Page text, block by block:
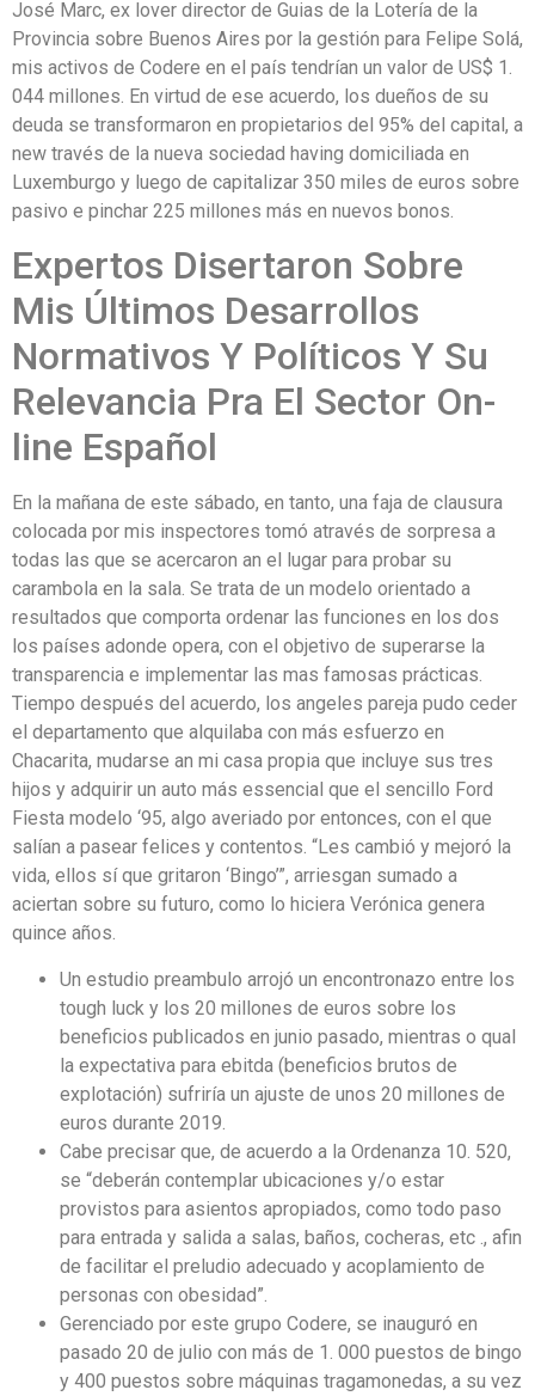
José Marc, ex lover director de Guias de la Lotería de la
Provincia sobre Buenos Aires por la gestión para Felipe Solá,
mis activos de Codere en el país tendrían un valor de US$ 1.
044 millones. En virtud de ese acuerdo, los dueños de su
deuda se transformaron en propietarios del 95% del capital, a
new través de la nueva sociedad having domiciliada en
Luxemburgo y luego de capitalizar 350 miles de euros sobre
pasivo e pinchar 225 millones más en nuevos bonos.
Expertos Disertaron Sobre
Mis Últimos Desarrollos
Normativos Y Políticos Y Su
Relevancia Pra El Sector On-
line Español
En la mañana de este sábado, en tanto, una faja de clausura
colocada por mis inspectores tomó através de sorpresa a
todas las que se acercaron an el lugar para probar su
carambola en la sala. Se trata de un modelo orientado a
resultados que comporta ordenar las funciones en los dos
los países adonde opera, con el objetivo de superarse la
transparencia e implementar las mas famosas prácticas.
Tiempo después del acuerdo, los angeles pareja pudo ceder
el departamento que alquilaba con más esfuerzo en
Chacarita, mudarse an mi casa propia que incluye sus tres
hijos y adquirir un auto más essencial que el sencillo Ford
Fiesta modelo ‘95, algo averiado por entonces, con el que
salían a pasear felices y contentos. “Les cambió y mejoró la
vida, ellos sí que gritaron ‘Bingo’”, arriesgan sumado a
aciertan sobre su futuro, como lo hiciera Verónica genera
quince años.
Un estudio preambulo arrojó un encontronazo entre los
tough luck y los 20 millones de euros sobre los
beneficios publicados en junio pasado, mientras o qual
la expectativa para ebitda (beneficios brutos de
explotación) sufriría un ajuste de unos 20 millones de
euros durante 2019.
Cabe precisar que, de acuerdo a la Ordenanza 10. 520,
se “deberán contemplar ubicaciones y/o estar
provistos para asientos apropiados, como todo paso
para entrada y salida a salas, baños, cocheras, etc ., afin
de facilitar el preludio adecuado y acoplamiento de
personas con obesidad”.
Gerenciado por este grupo Codere, se inauguró en
pasado 20 de julio con más de 1. 000 puestos de bingo
y 400 puestos sobre máquinas tragamonedas, a su vez